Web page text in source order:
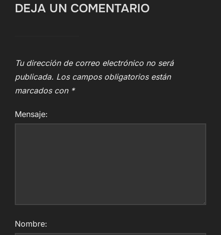
DEJA UN COMENTARIO
Tu dirección de correo electrónico no será
publicada. Los campos obligatorios están
marcados con *
Mensaje:
Nombre: